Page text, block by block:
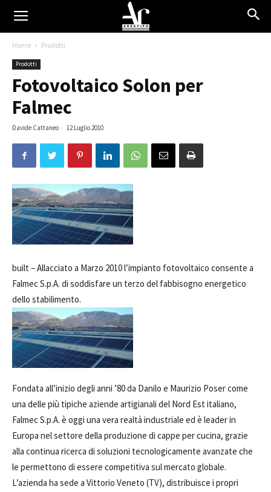
Home Prodotti
Prodotti
Fotovoltaico Solon per
Falmec
Davide Cattaneo - 12 Luglio 2010
built –Allacciato a Marzo 2010 l’impianto fotovoltaico consente a
Falmec S.p.A. di soddisfare un terzo del fabbisogno energetico
dello stabilimento.
Fondata all’inizio degli anni ’80 da Danilo e Maurizio Poser come
una delle più tipiche aziende artigianali del Nord Est italiano,
Falmec S.p.A. è oggi una vera realtà industriale ed è leader in
Europa nel settore della produzione di cappe per cucina, grazie
alla continua ricerca di soluzioni tecnologicamente avanzate che
le permettono di essere competitiva sul mercato globale.
L’azienda ha sede a Vittorio Veneto (TV), distribuisce i propri